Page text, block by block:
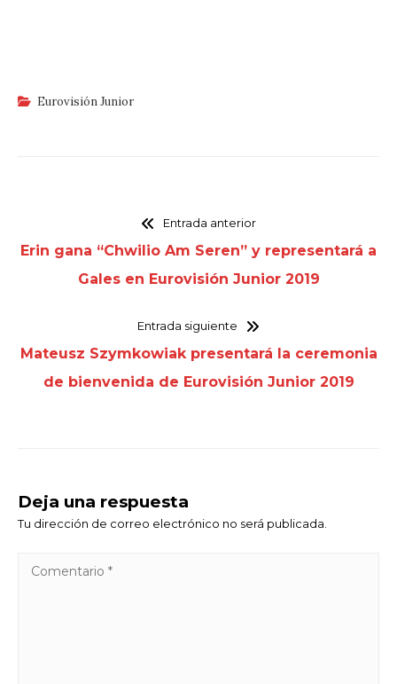
Eurovisión Junior
Entrada anterior
Erin gana “Chwilio Am Seren” y representará a
Gales en Eurovisión Junior 2019
Entrada siguiente
Mateusz Szymkowiak presentará la ceremonia
de bienvenida de Eurovisión Junior 2019
Deja una respuesta
Tu dirección de correo electrónico no será publicada.